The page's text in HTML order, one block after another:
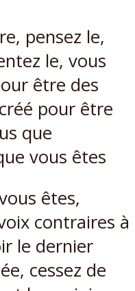
pensez le,
le, vous
être des
pour être
que
vous êtes
êtes,
contraires à
le dernier
cessez de